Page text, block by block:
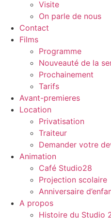
Visite
On parle de nous
Contact
Films
Programme
Nouveauté de la
Prochainement
Tarifs
Avant-premieres
Location
Privatisation
Traiteur
Demander votre
Animation
Café Studio28
Projection scolaire
Anniversaire
A propos
Histoire du Studio